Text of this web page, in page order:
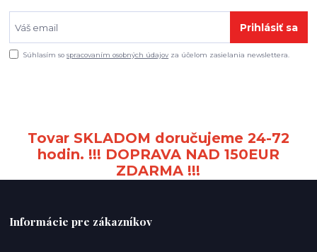
Prihlásiť sa
Súhlasím sospracovaním osobných údajov za účelom zasielania newslettera.
Tovar SKLADOM doručujeme 24-72
hodin. !!! DOPRAVA NAD 150EUR
ZDARMA !!!
Informácie pre zákazníkov